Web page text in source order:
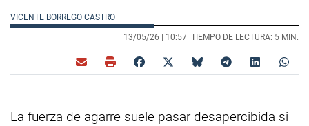
VICENTE BORREGO CASTRO
13/05/26 | 10:57 | TIEMPO DE LECTURA: 5 MIN.
La fuerza de agarre suele pasar desapercibida si